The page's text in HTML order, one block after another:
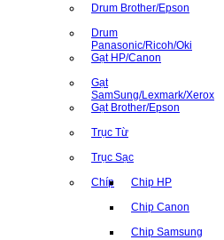
Drum Brother/Epson
Drum
Panasonic/Ricoh/Oki
Gạt HP/Canon
Gạt
SamSung/Lexmark/Xerox
Gạt Brother/Epson
Trục Từ
Trục Sạc
Chíp Chip HP
Chip Canon
Chip Samsung